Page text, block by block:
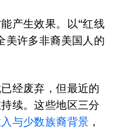
产生效果。以“红线
美许多非裔美国人的
经废弃，但最近的
续。这些地区三分
与少数族裔背景 ，